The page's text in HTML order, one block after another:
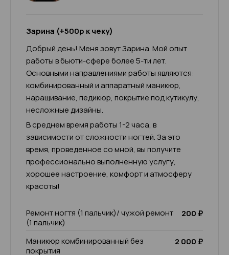
Зарина (+500р к чеку)
Добрый день! Меня зовут Зарина. Мой опыт
работы в бьюти-сфере более 5-ти лет.
Основными направлениями работы являются:
комбинированный и аппаратный маникюр,
наращивание, педикюр, покрытие под кутикулу,
несложные дизайны.
В среднем время работы 1-2 часа, в
зависимости от сложности ногтей. За это
время, проведенное со мной, вы получите
профессионально выполненную услугу,
хорошее настроение, комфорт и атмосферу
красоты!
Ремонт ногтя (1 пальчик)/ чужой ремонт
(1 пальчик)
200 ₽
Маникюр комбинированный без
покрытия
2 000 ₽